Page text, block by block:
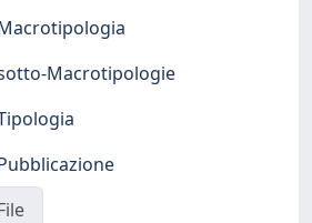
Macrotipologie